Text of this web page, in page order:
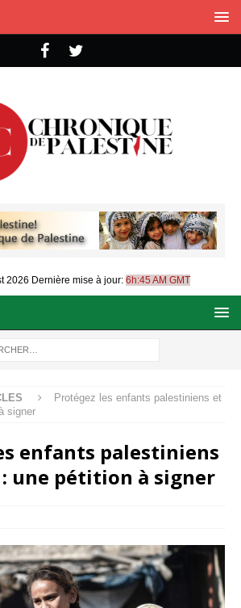
2026 Dernière mise à jour: 6h:45 AM GMT
Protégez les enfants palestiniens et
signer
enfants palestiniens
une pétition à signer